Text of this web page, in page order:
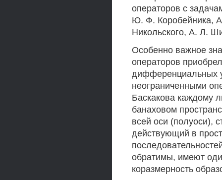
операторов с
Ю. Ф. Коробейника,
Никольского, А. Л.
Особенно важное
операторов
дифференциальных
неограниченными
Баскакова каждому
банаховом
всей оси (полуоси),
действующий в
обратимы, имеют
коразмерность